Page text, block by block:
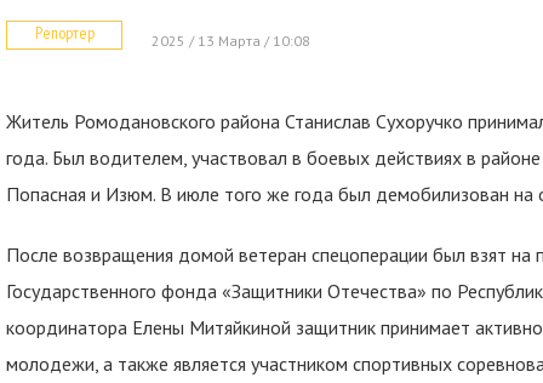
Репортер 2025 / 13 Марта / 10:08
Житель Ромодановского района Станислав Сухоручко
года. Был водителем, участвовал в боевых действиях в
Попасная и Изюм. В июле того же года был демобилизован на
После возвращения домой ветеран спецоперации был взят
Государственного фонда «Защитники Отечества» по
координатора Елены Митяйкиной защитник принимает
молодежи, а также является участником спортивных